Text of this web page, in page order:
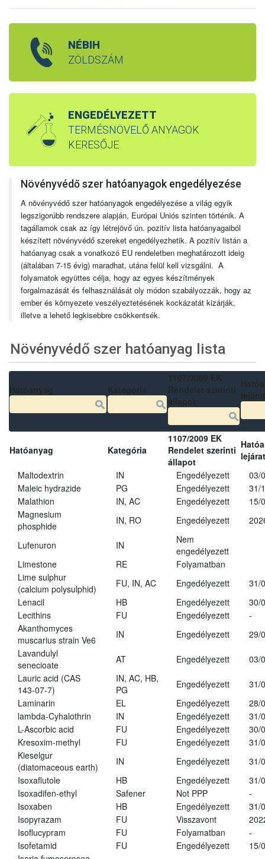
NÉBIH
ZÖLDSZÁM
ENGEDÉLYEZETT
TERMÉSNÖVELŐ ANYAGOK
KERESŐJE
Növényvédő szer hatóanyagok engedélyezése
A növényvédő szer hatóanyagok engedélyezése a világ egyik
legszigorúbb rendszere alapján, Európai Uniós szinten történik. A
tagállamok csak az így létrejövő ún. pozitív lista hatóanyagaiból
készített növényvédő szereket engedélyezhetik. A pozitív listán a
hatóanyag csak a vonatkozó EU rendeletben meghatározott ideig
(általában 7-15 évig) maradhat, utána felül kell vizsgálni. A
folyamatok együttes célja, hogy az egyes készítmények
forgalmazását és felhasználását oly módon szabályozzák, hogy az
ember és környezete veszélyeztetésének kockázatát kizárják,
illetve a lehető legkisebbre csökkentsék.
Növényvédő szer hatóanyag lista
Hatóanyag Kategória
1107/2009 EK
Rendelet szerinti
állapot
Maltodextrin
IN Engedélyezett
03/
Maleic hydrazide
PG Engedélyezett
31/
Malathion
IN, AC Engedélyezett
15/
Magnesium
phosphide
IN, RO Engedélyezett
Lufenuron IN
Nem
engedélyezett
Limestone
RE
Folyamatban
Lime sulphur
(calcium polysulphid)
FU, IN, AC Engedélyezett
31/
Lenacil
HB Engedélyezett
30/
Lecithins
FU Engedélyezett
-
Akanthomyces
muscarius strain Ve6
IN Engedélyezett
29/
Lavandulyl
senecioate
AT Engedélyezett
03/
Lauric acid (CAS
143-07-7)
IN, AC, HB,
PG
Engedélyezett
31/
Laminarin
EL Engedélyezett
28/
lambda-Cyhalothrin
IN Engedélyezett
31/
L-Ascorbic acid
FU Engedélyezett
30/
Kresoxim-methyl
FU Engedélyezett
31/
Kieselgur
(diatomaceous earth)
IN Engedélyezett
31/
Isoxaflutole
HB Engedélyezett
31/
Isoxadifen-ethyl
Safener Not PPP
-
Isoxaben
HB Engedélyezett
31/
Isopyrazam
FU Visszavont
Isoflucypram
FU Folyamatban
-
Isofetamid
FU Engedélyezett
15/